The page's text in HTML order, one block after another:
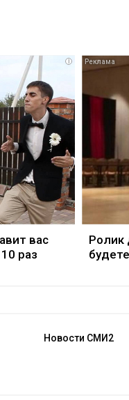
i
вас
раз
Ролик
Новости СМИ2